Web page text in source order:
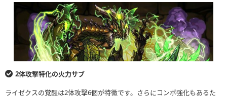
2体攻撃特化の火力サブ
ライゼクスの覚醒は2体攻撃6個が特徴です。さらにコンボ強化もあるた